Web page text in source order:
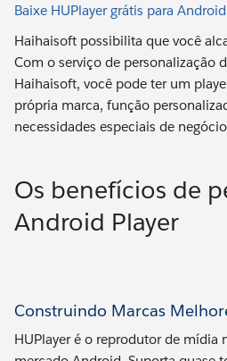
Baixe HUPlayer grátis para Android
Haihaisoft possibilita que você
Com o serviço de personalização
Haihaisoft, você pode ter um
própria marca, função
necessidades especiais de
Os benefícios de
Android Player
Construindo Marcas
HUPlayer é o reprodutor de mídia